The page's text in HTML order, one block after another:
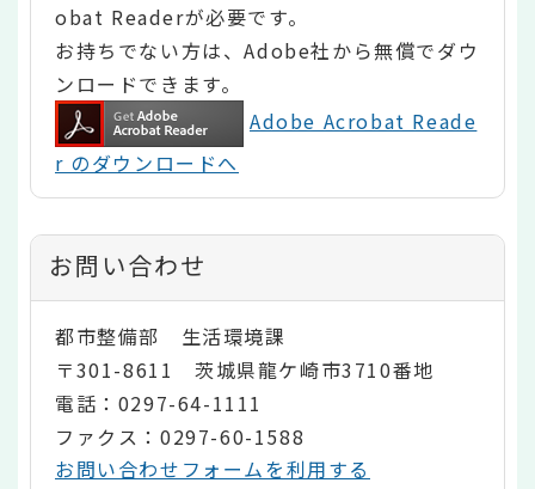
obat Readerが必要です。
お持ちでない方は、Adobe社から無償でダウ
ンロードできます。
Adobe Acrobat Reade
r のダウンロードへ
お問い合わせ
都市整備部 生活環境課
〒301-8611 茨城県龍ケ崎市3710番地
電話：0297-64-1111
ファクス：0297-60-1588
お問い合わせフォームを利用する